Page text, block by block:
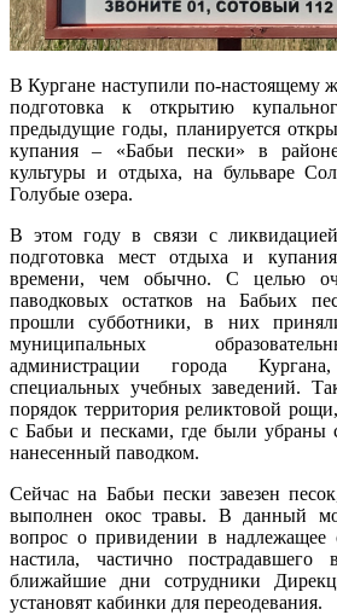
В Кургане наступили по-настоящему
подготовка к открытию
предыдущие годы, планируется
купания – «Бабьи пески» в
культуры и отдыха, на бульваре
Голубые озера.
В этом году в связи с
подготовка мест отдыха и
времени, чем обычно. С целью
паводковых остатков на Бабьих
прошли субботники, в них
муниципальных
администрации города
специальных учебных заведений.
порядок территория реликтовой
с Бабьи и песками, где были убраны
нанесенный паводком.
Сейчас на Бабьи пески завезен
выполнен окос травы. В данный
вопрос о привидении в надлежащее
настила, частично
ближайшие дни сотрудники
установят кабинки для переодевания.